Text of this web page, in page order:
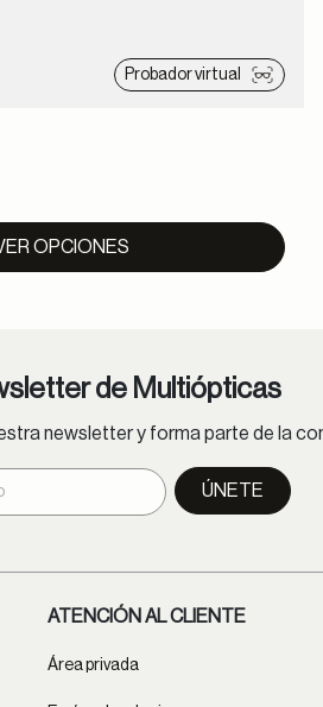
Probador virtual
OPCIONES
de Multiópticas
newsletter y forma parte de la
ÚNETE
ATENCIÓN AL CLIENTE
Área privada